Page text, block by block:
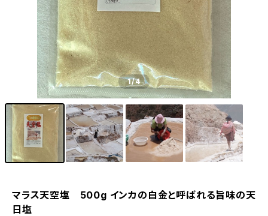
1/4
マラス天空塩 500g インカの白金と呼ばれる旨味の天
日塩